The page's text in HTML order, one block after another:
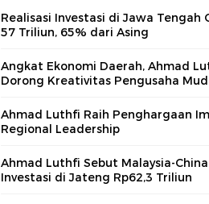
Realisasi Investasi di Jawa Tengah
57 Triliun, 65% dari Asing
Angkat Ekonomi Daerah, Ahmad
Dorong Kreativitas Pengusaha
Ahmad Luthfi Raih Penghargaan
Regional Leadership
Ahmad Luthfi Sebut Malaysia-
Investasi di Jateng Rp62,3 Triliun